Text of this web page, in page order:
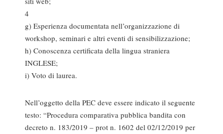
4
g) Esperienza documentata nell’organizzazione di
workshop, seminari e altri eventi di sensibilizzazione;
h) Conoscenza certificata della lingua straniera
INGLESE;
i) Voto di laurea.
Nell’oggetto della PEC deve essere indicato il seguente
testo: “Procedura comparativa pubblica bandita con
decreto n. 183/2019 – prot n. 1602 del 02/12/2019 per